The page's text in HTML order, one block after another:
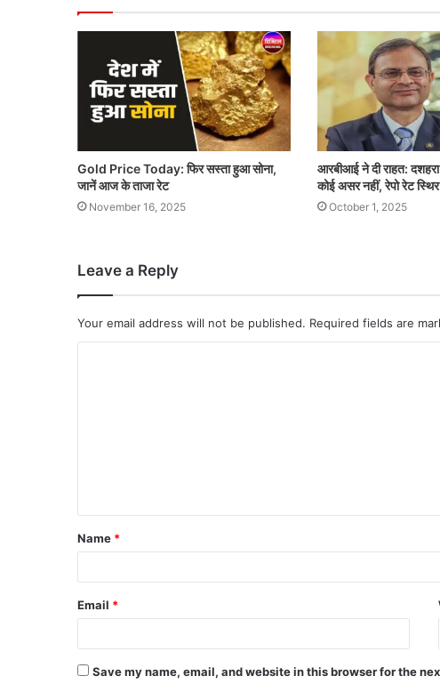
Gold Price Today: फिर सस्ता हुआ सोना,
जानें आज के ताजा रेट
November 16, 2025
आरबीआई ने दी राहत:
कोई असर नहीं, रेपो रेट स्थिर
October 1, 2025
Leave a Reply
Your email address will not be published. Required fields are
Name *
Email *
Save my name, email, and website in this browser for the